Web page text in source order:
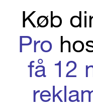
Køb
Pro
få 12